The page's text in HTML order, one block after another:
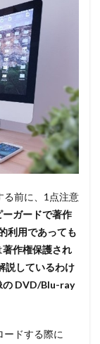
る前に、1点注意
ーガードで著作
利用であっても
著作権保護され
説しているわけ
の DVD/Blu-ray
ードする際に